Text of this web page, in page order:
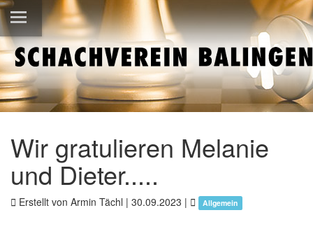
Wir gratulieren Melanie
und Dieter.....
Erstellt von Armin Tächl | 30.09.2023 | Allgemein